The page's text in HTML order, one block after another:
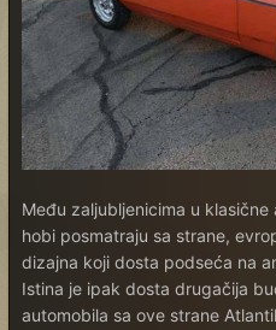
Među zaljubljenicima u
hobi posmatraju sa strane,
dizajna koji dosta podseća na
Istina je ipak dosta drugačija
automobila sa ove strane